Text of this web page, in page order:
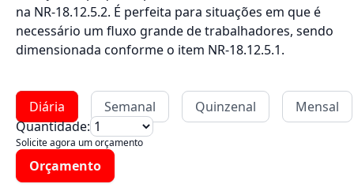
na NR-18.12.5.2. É perfeita para situações em que é
necessário um fluxo grande de trabalhadores, sendo
dimensionada conforme o item NR-18.12.5.1.
Diária Semanal Quinzenal
Mensal
Quantidade:
Solicite agora um orçamento
Orçamento